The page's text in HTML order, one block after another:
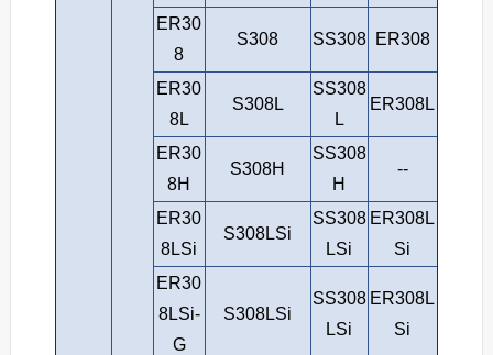
ER30
8
S308 SS308 ER308
ER30
8L
S308L
SS308
L
ER308L
ER30
8H
S308H
SS308
H
--
ER30
8LSi
S308LSi
SS308
LSi
ER308L
Si
ER30
8LSi-
G
S308LSi
SS308
LSi
ER308L
Si